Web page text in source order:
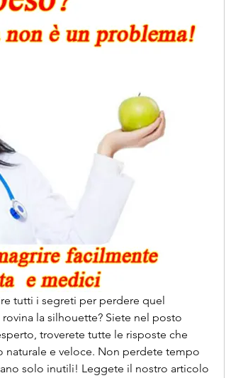
tutti i segreti per perdere quel
la silhouette? Siete nel posto
troverete tutte le risposte che
naturale e veloce. Non perdete tempo
solo inutili! Leggete il nostro articolo